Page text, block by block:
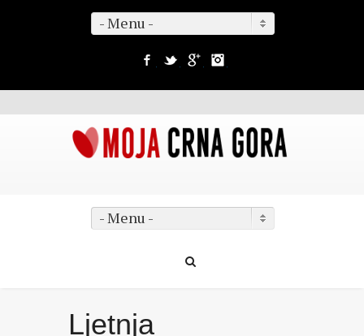
- Menu -
Facebook
TwitterGoogle+
- Menu -
Ljetnja